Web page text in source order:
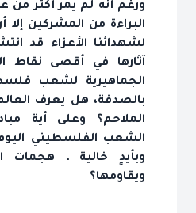
ورغم أنه لم يمر أكثر من
البراءة من المشركين إلا
لشهدائنا الأعزاء قد
آثارها في أقصى نقاط
الجماهيرية لشعب
بالصدفة، هل يعرف
الملاحم؟ وعلى أية
الشعب الفلسطيني
وبأيدٍ خالية ـ هجمات
ويقاومها؟